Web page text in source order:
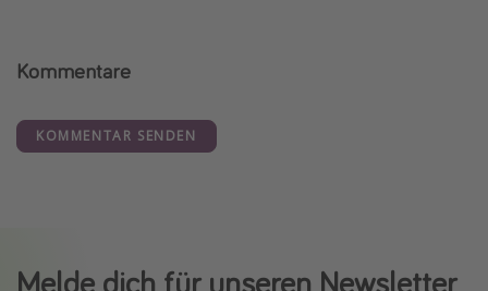
Kommentare
KOMMENTAR SENDEN
Melde dich für unseren Newsletter